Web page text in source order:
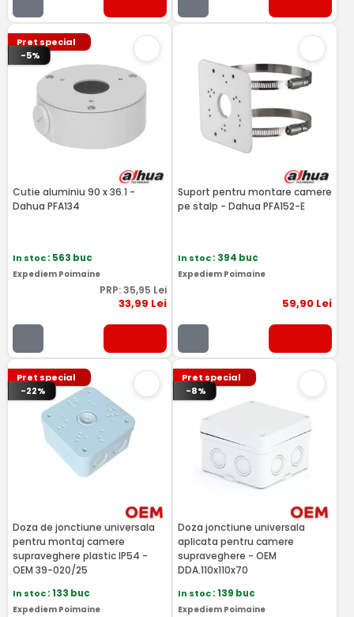
Pret special
-5%
Cutie aluminiu 90 x 36.1 -
Dahua PFA134
In stoc: 563 buc
Expediem Poimaine
PRP:35,95 Lei
33,99 Lei
Suport pentru montare camere
pe stalp - Dahua PFA152-E
In stoc: 394 buc
Expediem Poimaine
59,90 Lei
Pret special
-22%
Doza de jonctiune universala
pentru montaj camere
supraveghere plastic IP54 -
OEM 39-020/25
In stoc: 133 buc
Expediem Poimaine
Pret special
-8%
Doza jonctiune universala
aplicata pentru camere
supraveghere - OEM
DDA.110x110x70
In stoc: 139 buc
Expediem Poimaine